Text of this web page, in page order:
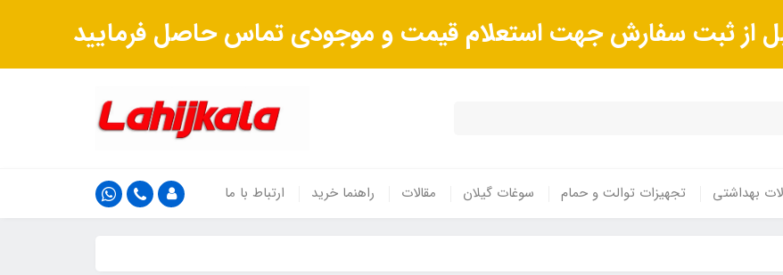
از ثبت سفارش جهت استعلام قیمت و موجودی تماس حاصل فرمایید
بهداشتی تجهیزات توالت و حمام سوغات گیلان مقالات راهنما خرید ارتباط با ما